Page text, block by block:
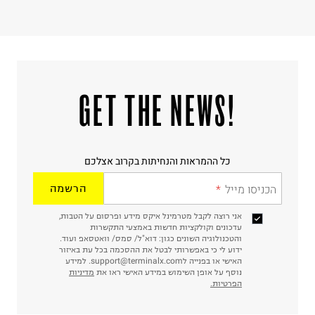
!GET THE NEWS
כל ההמראות והנחיתות בקרוב אצלכם
הכניסו מייל הרשמה
אני רוצה לקבל מטרמינל איקס מידע ופרסום על הטבות,
עדכונים וקולקציות חדשות באמצעי התקשרות
והטכנולוגיה השונים כגון: דוא"ל/ סמס/ וואטסאפ ועוד.
ידוע לי כי באפשרותי לבטל את ההסכמה בכל עת באיזור
האישי או בפנייה לsupport@terminalx.com. למידע
נוסף על אופן השימוש במידע האישי ראו את מדיניות
הפרטיות.